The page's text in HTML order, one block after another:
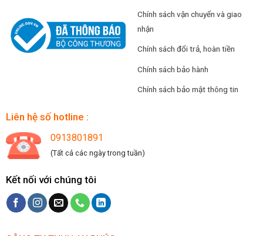
Chính sách vận chuyển và giao
nhận
Chính sách đổi trả, hoàn tiền
Chính sách bảo hành
Chính sách bảo mật thông tin
Liên hệ số hotline :
0913801891
(Tất cả các ngày trong tuần)
Kết nối với chúng tôi